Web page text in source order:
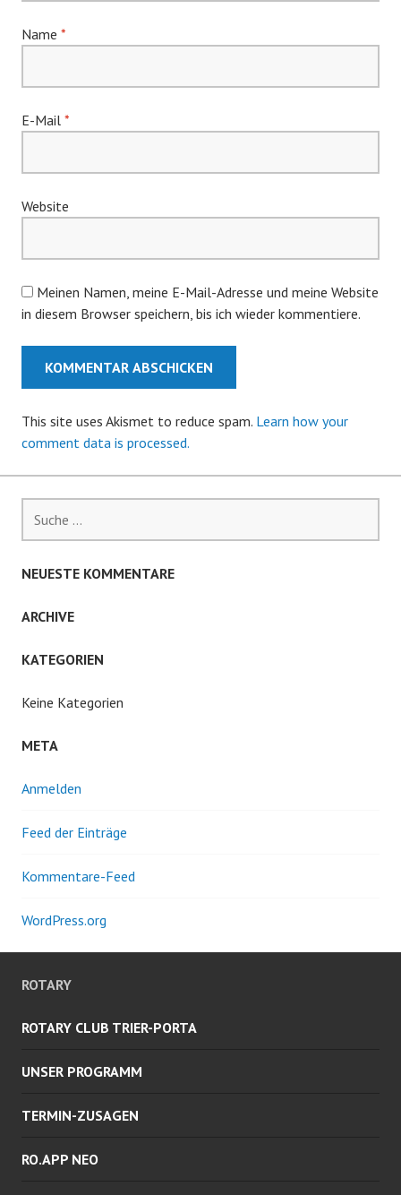
Name *
E-Mail *
Website
Meinen Namen, meine E-Mail-Adresse und meine Website
in diesem Browser speichern, bis ich wieder kommentiere.
This site uses Akismet to reduce spam. Learn how your
comment data is processed.
nach:
NEUESTE KOMMENTARE
ARCHIVE
KATEGORIEN
Keine Kategorien
META
Anmelden
Feed der Einträge
Kommentare-Feed
WordPress.org
ROTARY
ROTARY CLUB TRIER-PORTA
UNSER PROGRAMM
TERMIN-ZUSAGEN
RO.APP NEO